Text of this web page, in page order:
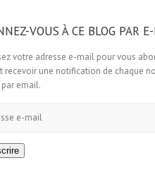
VOUS À CE BLOG PAR
votre adresse e-mail pour vous
recevoir une notification de chaque
email.